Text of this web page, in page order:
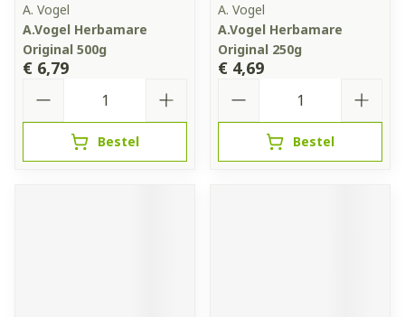
A. Vogel
A.Vogel Herbamare
Original 500g
€ 6,79
Bestel
A. Vogel
A.Vogel Herbamare
Original 250g
€ 4,69
Bestel